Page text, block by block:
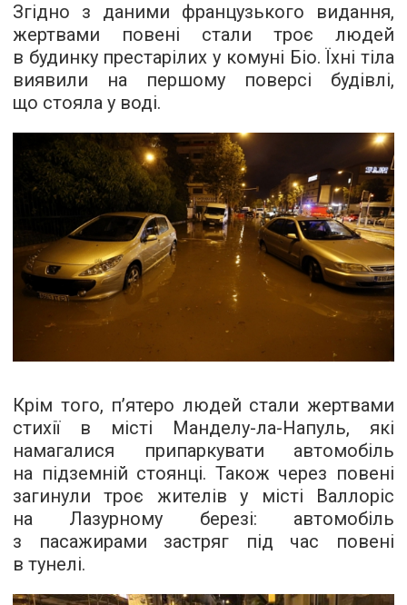
Згідно з даними французького видання,
жертвами повені стали троє людей
в будинку престарілих у комуні Біо. Їхні тіла
виявили на першому поверсі будівлі,
що стояла у воді.
Крім того, п’ятеро людей стали жертвами
стихії в місті Манделу-ла-Напуль, які
намагалися припаркувати автомобіль
на підземній стоянці. Також через повені
загинули троє жителів у місті Валлоріс
на Лазурному березі: автомобіль
з пасажирами застряг під час повені
в тунелі.